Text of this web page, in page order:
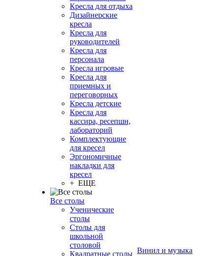
Кресла для отдыха
Дизайнерские
кресла
Кресла для
руководителей
Кресла для
персонала
Кресла игровые
Кресла для
приемных и
переговорных
Кресла детские
Кресла для
кассира, ресепшн,
лабораторий
Комплектующие
для кресел
Эргономичные
накладки для
кресел
+ ЕЩЕ
Все столы
Ученические
столы
Столы для
школьной
столовой
Квадратные столы Винил и музыка